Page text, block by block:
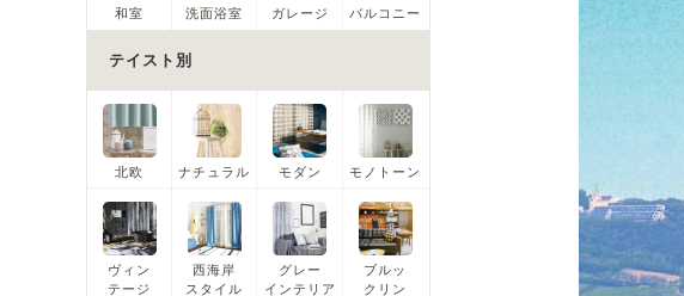
和室 洗面浴室 ガレージ バルコニー
テイスト別
北欧 ナチュラル モダン モノトーン
ヴィン
テージ
西海岸
スタイル
グレー
インテリア
ブルッ
クリン